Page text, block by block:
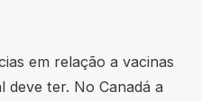
em relação a vacinas
deve ter. No Canadá a